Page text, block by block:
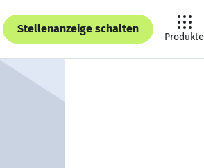
Stellenanzeige schalten
Produkte